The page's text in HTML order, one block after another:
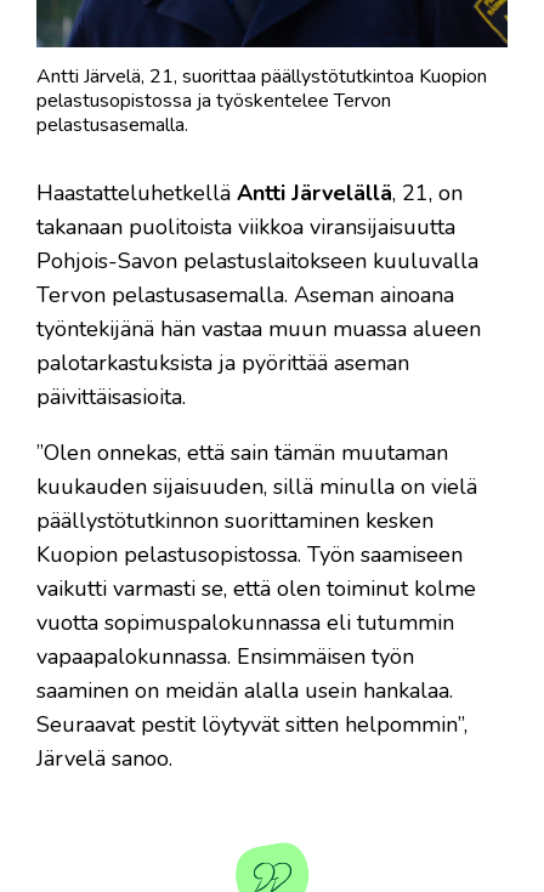
Antti Järvelä, 21, suorittaa päällystötutkintoa Kuopion
pelastusopistossa ja työskentelee Tervon
pelastusasemalla.
Haastatteluhetkellä Antti Järvelällä, 21, on
takanaan puolitoista viikkoa viransijaisuutta
Pohjois-Savon pelastuslaitokseen kuuluvalla
Tervon pelastusasemalla. Aseman ainoana
työntekijänä hän vastaa muun muassa alueen
palotarkastuksista ja pyörittää aseman
päivittäisasioita.
”Olen onnekas, että sain tämän muutaman
kuukauden sijaisuuden, sillä minulla on vielä
päällystötutkinnon suorittaminen kesken
Kuopion pelastusopistossa. Työn saamiseen
vaikutti varmasti se, että olen toiminut kolme
vuotta sopimuspalokunnassa eli tutummin
vapaapalokunnassa. Ensimmäisen työn
saaminen on meidän alalla usein hankalaa.
Seuraavat pestit löytyvät sitten helpommin”,
Järvelä sanoo.